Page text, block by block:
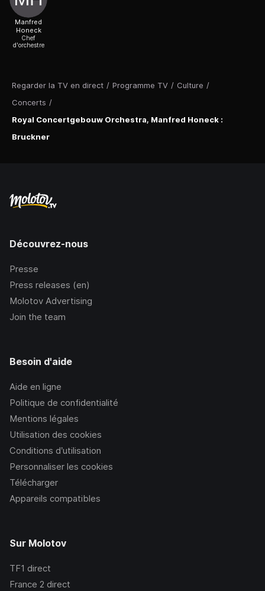
Regarder la TV en direct / Programme TV / Culture /
Concerts /
Royal Concertgebouw Orchestra, Manfred Honeck :
Bruckner
Manfred
Honeck
Chef
d'orchestre
Découvrez-nous
Presse
Press releases (en)
Molotov Advertising
Join the team
Besoin d'aide
Aide en ligne
Politique de confidentialité
Mentions légales
Utilisation des cookies
Conditions d’utilisation
Personnaliser les cookies
Télécharger
Appareils compatibles
Sur Molotov
TF1 direct
France 2 direct